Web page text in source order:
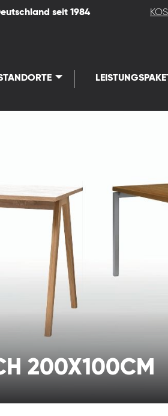
seit 1984
200X100CM